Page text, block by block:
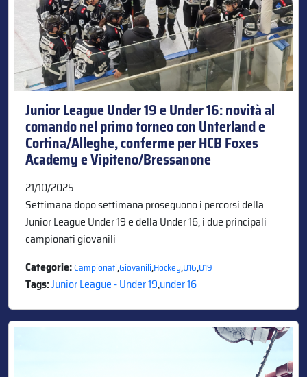
Junior League Under 19 e Under 16: novità al
comando nel primo torneo con Unterland e
Cortina/Alleghe, conferme per HCB Foxes
Academy e Vipiteno/Bressanone
21/10/2025
Settimana dopo settimana proseguono i percorsi della
Junior League Under 19 e della Under 16, i due principali
campionati giovanili
Categorie:Campionati,Giovanili,Hockey,U16,U19
Tags:Junior League - Under 19,under 16